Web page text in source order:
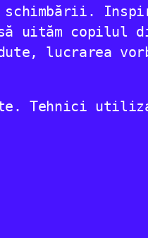
să uităm copilul
lucrarea
Tehnici